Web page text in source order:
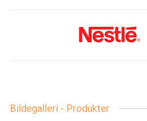
Bildegalleri - Produkter